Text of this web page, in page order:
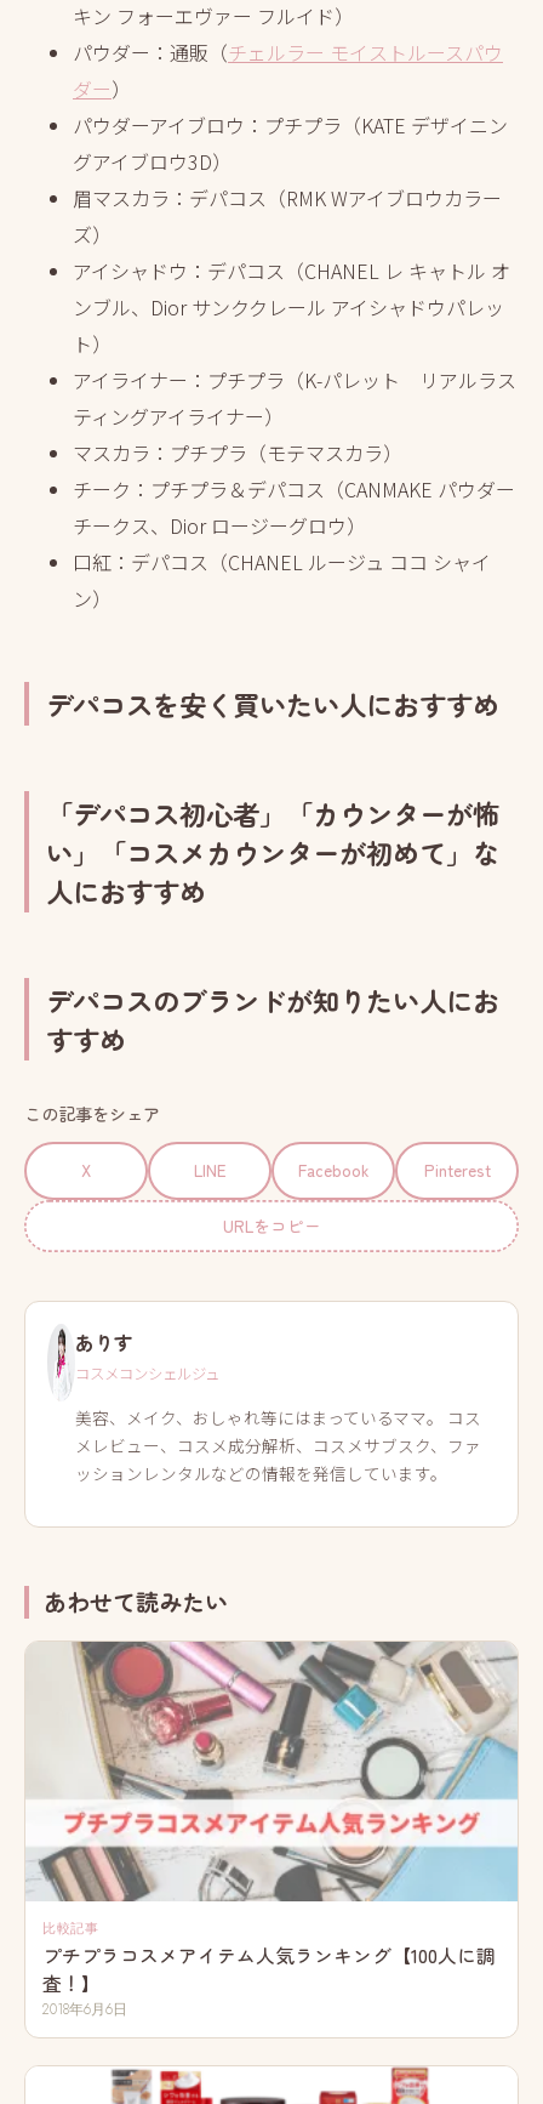
キン フォーエヴァー フルイド）
パウダー：通販（チェルラー モイストルースパウ
ダー）
パウダーアイブロウ：プチプラ（KATE デザイニン
グアイブロウ3D）
眉マスカラ：デパコス（RMK Wアイブロウカラー
ズ）
アイシャドウ：デパコス（CHANEL レ キャトル オ
ンブル、Dior サンククレール アイシャドウパレッ
ト）
アイライナー：プチプラ（K-パレット リアルラス
ティングアイライナー）
マスカラ：プチプラ（モテマスカラ）
チーク：プチプラ＆デパコス（CANMAKE パウダー
チークス、Dior ロージーグロウ）
口紅：デパコス（CHANEL ルージュ ココ シャイ
ン）
デパコスを安く買いたい人におすすめ
「デパコス初心者」「カウンターが怖
い」「コスメカウンターが初めて」な
人におすすめ
デパコスのブランドが知りたい人にお
すすめ
この記事をシェア
X LINE Facebook Pinterest
URLをコピー
ありす
コスメコンシェルジュ
美容、メイク、おしゃれ等にはまっているママ。 コス
メレビュー、コスメ成分解析、コスメサブスク、ファ
ッションレンタルなどの情報を発信しています。
あわせて読みたい
比較記事
プチプラコスメアイテム人気ランキング【100人に調
査！】
2018年6月6日